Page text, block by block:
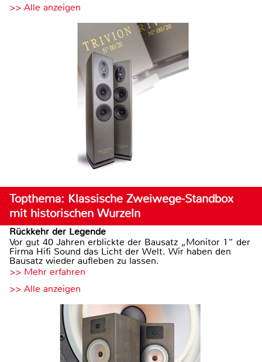
>> Alle anzeigen
Topthema: Klassische Zweiwege-Standbox
mit historischen Wurzeln
Rückkehr der Legende
Vor gut 40 Jahren erblickte der Bausatz „Monitor 1“ der
Firma Hifi Sound das Licht der Welt. Wir haben den
Bausatz wieder aufleben zu lassen.
>> Mehr erfahren
>> Alle anzeigen